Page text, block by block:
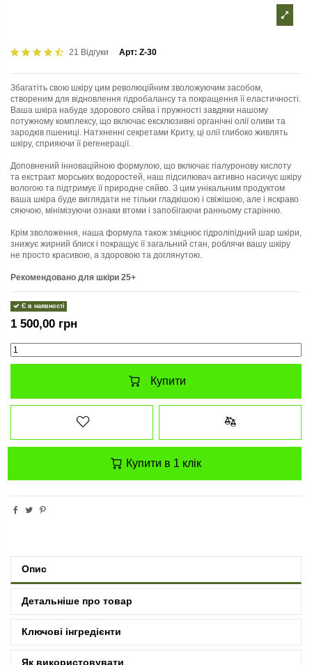
21 Відгуки Арт: Z-30
Збагатіть свою шкіру цим революційним зволожуючим засобом,
створеним для відновлення гідробалансу та покращення її еластичності.
Ваша шкіра набуде здорового сяйва і пружності завдяки нашому
потужному комплексу, що включає ексклюзивні органічні олії оливи та
зародків пшениці. Натхненні секретами Криту, ці олії глибоко живлять
шкіру, сприяючи її регенерації.
Доповнений інноваційною формулою, що включає гіалуронову кислоту
та екстракт морських водоростей, наш підсилювач активно насичує шкіру
вологою та підтримує її природне сяйво. З цим унікальним продуктом
ваша шкіра буде виглядати не тільки гладкішою і свіжішою, але і яскраво
сяючою, мінімізуючи ознаки втоми і запобігаючи ранньому старінню.
Крім зволоження, наша формула також зміцнює гідроліпідний шар шкіри,
знижує жирний блиск і покращує її загальний стан, роблячи вашу шкіру
не просто красивою, а здоровою та доглянутою.
Рекомендовано для шкіри 25+
Є в наявності
1 500,00 грн
Купити
Купити в 1 клік
Опис
Детальніше про товар
Ключові інгредієнти
Як використовувати